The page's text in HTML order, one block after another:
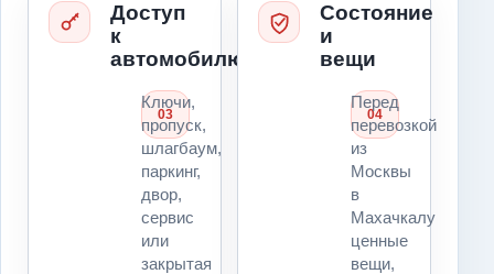
03
Доступ
к
автомобилю
Ключи,
пропуск,
шлагбаум,
паркинг,
двор,
сервис
или
закрытая
04
Состояние
и
вещи
Перед
перевозкой
из
Москвы
в
Махачкалу
ценные
вещи,